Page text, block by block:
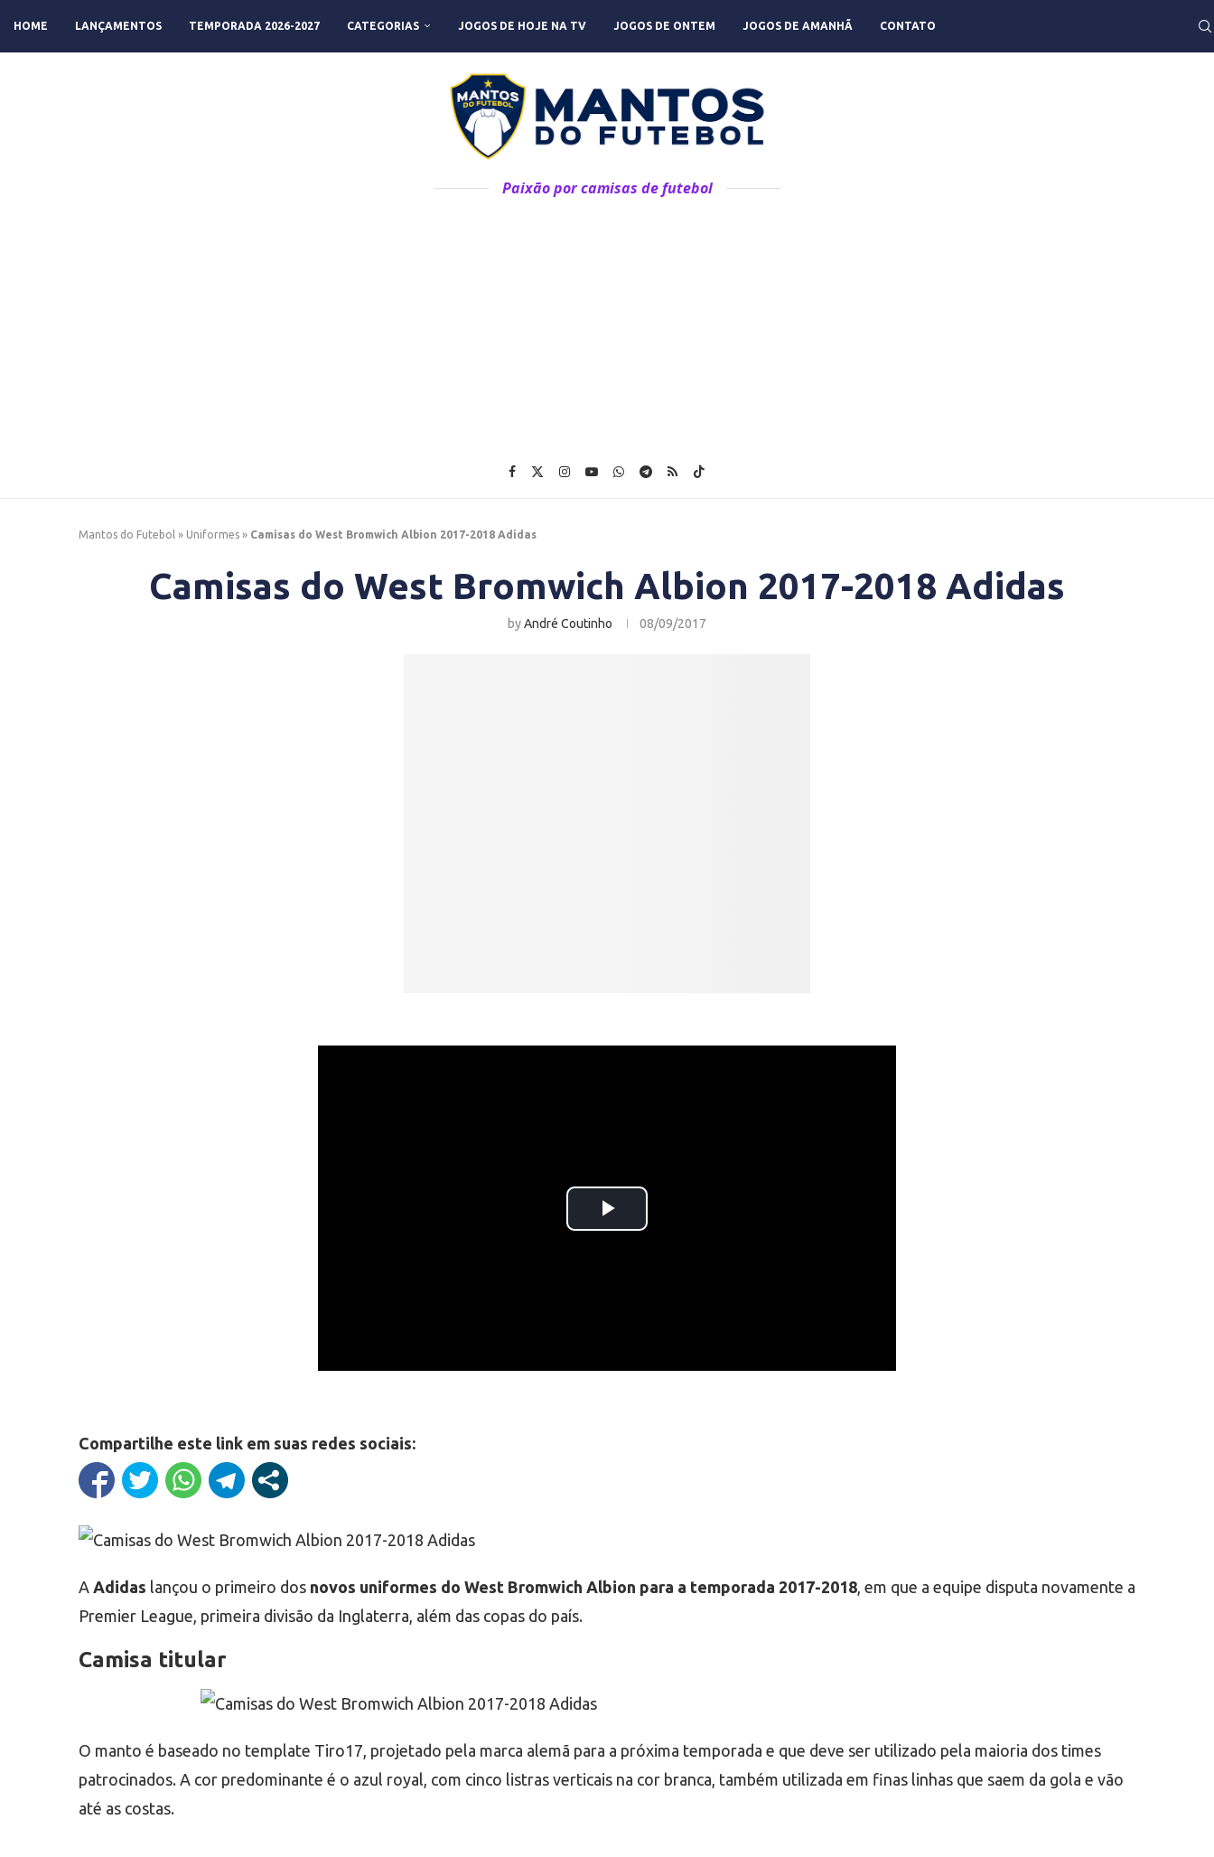
HOME LANÇAMENTOS TEMPORADA 2026-2027 CATEGORIAS JOGOS DE HOJE NA TV JOGOS DE ONTEM JOGOS DE AMANHÃ CONTATO
Paixão por camisas de futebol
Mantos do Futebol » Uniformes » Camisas do West Bromwich Albion 2017-2018 Adidas
Camisas do West Bromwich Albion 2017-2018 Adidas
byAndré Coutinho 08/09/2017
Compartilhe este link em suas redes sociais:
A Adidas lançou o primeiro dos novos uniformes do West Bromwich Albion para a temporada 2017-2018, em que a equipe disputa novamente a
Premier League, primeira divisão da Inglaterra, além das copas do país.
Camisa titular
O manto é baseado no template Tiro17, projetado pela marca alemã para a próxima temporada e que deve ser utilizado pela maioria dos times
patrocinados. A cor predominante é o azul royal, com cinco listras verticais na cor branca, também utilizada em finas linhas que saem da gola e vão
até as costas.